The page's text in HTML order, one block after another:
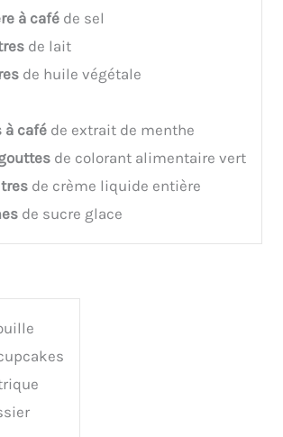
à café de sel
de lait
de huile végétale
à café de extrait de menthe
de colorant alimentaire vert
de crème liquide entière
de sucre glace